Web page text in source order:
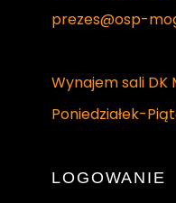
prezes@osp-
Wynajem sali DK
Poniedziałek-
LOGOWANIE